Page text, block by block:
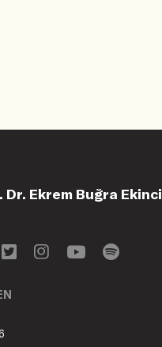
Dr. Ekrem Buğra Ekinci